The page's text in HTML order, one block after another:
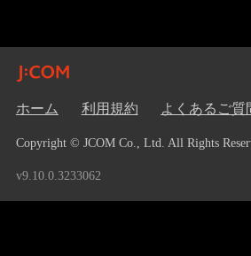
ホーム 利用規約 よくあるご質
Copyright © JCOM Co., Ltd. All Rights
v9.10.0.3233062